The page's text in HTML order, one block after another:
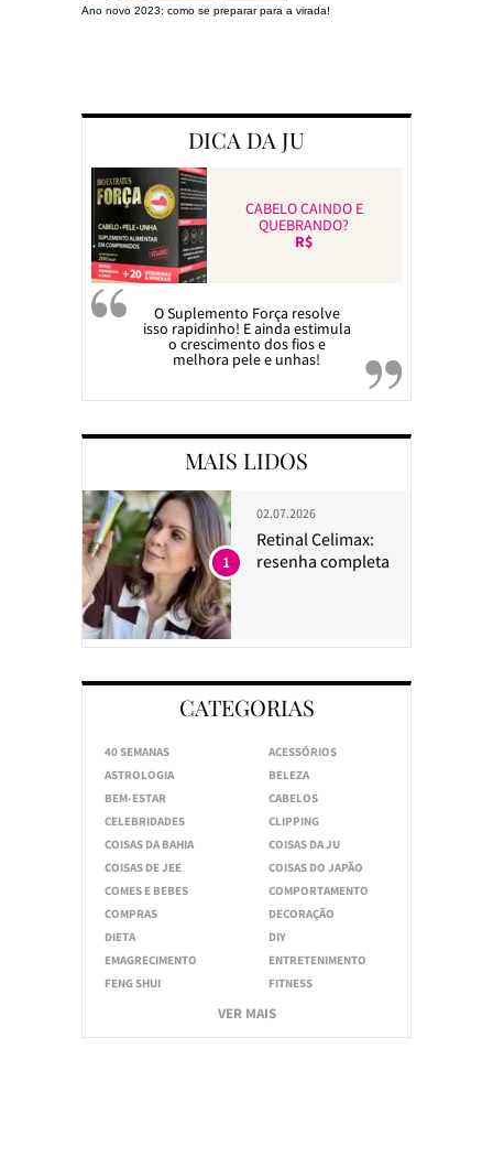
Ano novo 2023: como se preparar para a virada!
DICA DA JU
CABELO CAINDO E
QUEBRANDO?
R$
O Suplemento Força resolve
isso rapidinho! E ainda estimula
o crescimento dos fios e
melhora pele e unhas!
MAIS LIDOS
02.07.2026
Retinal Celimax:
resenha completa
1
CATEGORIAS
40 SEMANAS
ACESSÓRIOS
ASTROLOGIA
BELEZA
BEM-ESTAR
CABELOS
CELEBRIDADES
CLIPPING
COISAS DA BAHIA
COISAS DA JU
COISAS DE JEE
COISAS DO JAPÃO
COMES E BEBES
COMPORTAMENTO
COMPRAS
DECORAÇÃO
DIETA
DIY
EMAGRECIMENTO
ENTRETENIMENTO
FENG SHUI
FITNESS
VER MAIS